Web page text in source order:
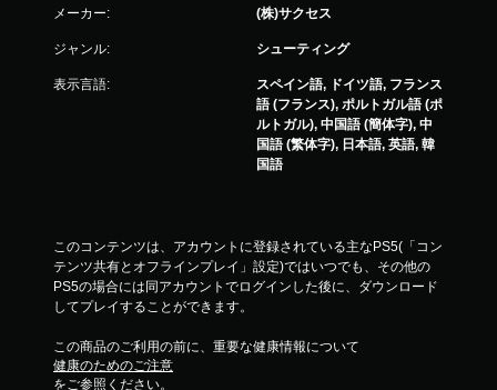
メーカー: (株)サクセス
ジャンル: シューティング
表示言語:
スペイン語, ドイツ語, フランス
語 (フランス), ポルトガル語 (ポ
ルトガル), 中国語 (簡体字), 中
国語 (繁体字), 日本語, 英語, 韓
国語
このコンテンツは、アカウントに登録されている主なPS5(「コン
テンツ共有とオフラインプレイ」設定)ではいつでも、その他の
PS5の場合には同アカウントでログインした後に、ダウンロード
してプレイすることができます。
この商品のご利用の前に、重要な健康情報について
健康のためのご注意
をご参照ください。